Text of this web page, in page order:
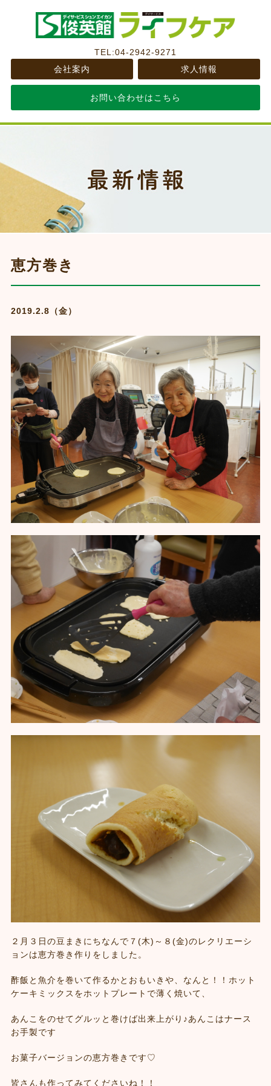
TEL:04-2942-9271
会社案内
求人情報
お問い合わせはこちら
恵方巻き
2019.2.8（金）
２月３日の豆まきにちなんで７(木)～８(金)のレクリエーシ
ョンは恵方巻き作りをしました。
酢飯と魚介を巻いて作るかとおもいきや、なんと！！ホット
ケーキミックスをホットプレートで薄く焼いて、
あんこをのせてグルッと巻けば出来上がり♪あんこはナース
お手製です
お菓子バージョンの恵方巻きです♡
皆さんも作ってみてくださいね！！